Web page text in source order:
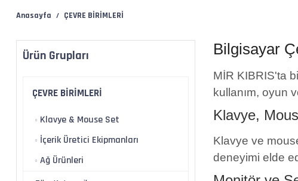
Anasayfa ÇEVRE BİRİMLERİ
Ürün Grupları
ÇEVRE BİRİMLERİ
Klavye & Mouse Set
İçerik Üretici Ekipmanları
Ağ Ürünleri
Bilgisayar
MİR KIBRIS'ta
kullanım, oyun
Klavye,
Klavye ve
deneyimi elde